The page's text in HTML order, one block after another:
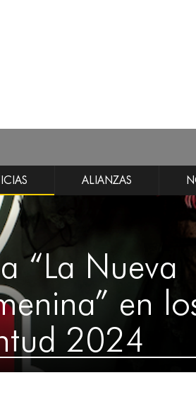
ALIANZAS
“La Nueva
en
2024